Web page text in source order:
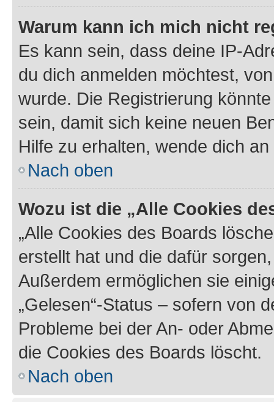
Warum kann ich mich nicht
Es kann sein, dass deine IP-
du dich anmelden möchtest,
wurde. Die Registrierung
sein, damit sich keine neuen
Hilfe zu erhalten, wende dich
Nach oben
Wozu ist die „Alle Cookies
„Alle Cookies des Boards
erstellt hat und die dafür
Außerdem ermöglichen sie
„Gelesen“-Status – sofern von
Probleme bei der An- oder
die Cookies des Boards löscht.
Nach oben